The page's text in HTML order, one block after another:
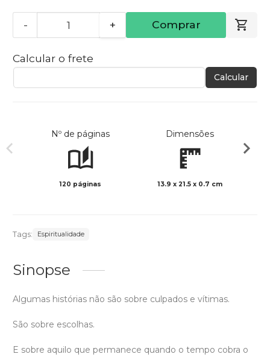
- + Comprar
Calcular o frete
Calcular
Nº de páginas
120 páginas
Dimensões
13.9 x 21.5 x 0.7 cm
Tags: Espiritualidade
Sinopse
Algumas histórias não são sobre culpados e vítimas.
São sobre escolhas.
E sobre aquilo que permanece quando o tempo cobra o